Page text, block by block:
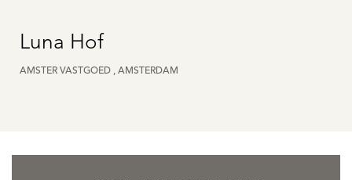
Luna Hof
AMSTER VASTGOED , AMSTERDAM